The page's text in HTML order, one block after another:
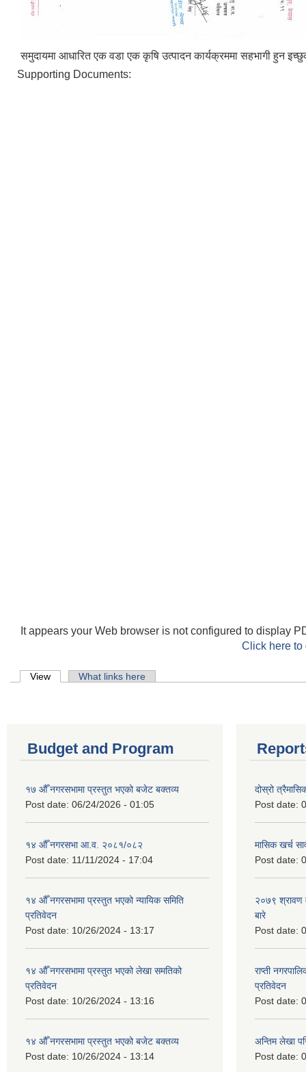
समुदायमा आधारित एक वडा एक कृषि उत्पादन कार्यक्रममा सहभागी हुन
Supporting Documents:
It appears your Web browser is not configured to display
Click here to
Primary tabs
View (active tab)What links here
Budget and Program
१७ औँ नगरसभामा प्रस्तुत भएको बजेट बक्तव्य
Post date: 06/24/2026 - 01:05
१४ औँ नगरसभा आ.व. २०८१/०८२
Post date: 11/11/2024 - 17:04
१४ औँ नगरसभामा प्रस्तुत भएको न्यायिक समिति
प्रतिवेदन
Post date: 10/26/2024 - 13:17
१४ औँ नगरसभामा प्रस्तुत भएको लेखा समतिको
प्रतिवेदन
Post date: 10/26/2024 - 13:16
१४ औँ नगरसभामा प्रस्तुत भएको बजेट बक्तव्य
Post date: 10/26/2024 - 13:14
दोस्रो
Post date:
मासिक खर्च
Post date:
२०७९ श्रावण
बारे
Post date:
राप्ती
प्रतिवेदन
Post date:
अन्तिम लेखा
Post date: